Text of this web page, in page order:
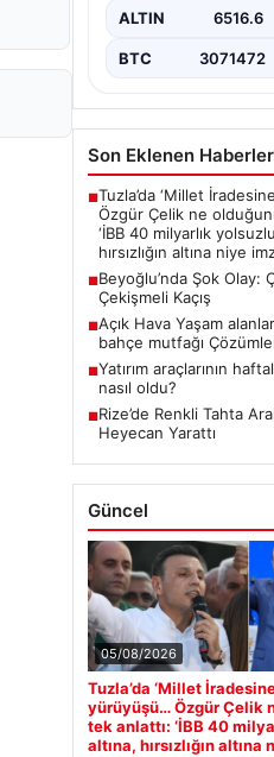
ALTIN 6516.6
BTC 3071472
Son Eklenen Haberler
■Tuzla’da ‘Millet
Özgür Çelik ne
‘İBB 40 milyarlık
hırsızlığın altına niye
■Beyoğlu’nda Şok Olay:
Çekişmeli Kaçış
■Açık Hava Yaşam
bahçe mutfağı
■Yatırım araçlarının
nasıl oldu?
■Rize’de Renkli Tahta
Heyecan Yarattı
Güncel
05/08/2026
Tuzla’da ‘Millet
yürüyüşü… Özgür Çelik
tek anlattı: ‘İBB 40
altına, hırsızlığın altına